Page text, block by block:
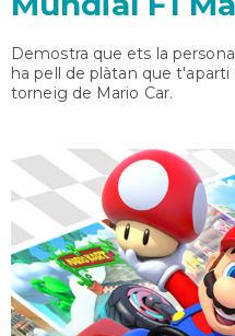
Demostra que ets la
ha pell de plàtan que
torneig de Mario Car.